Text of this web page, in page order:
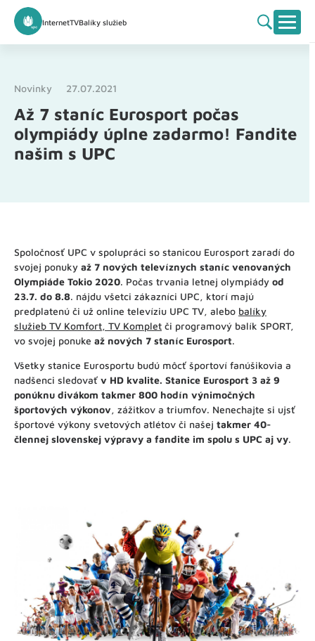
InternetTVBalíky služieb
Novinky 27.07.2021
Až 7 staníc Eurosport počas
olympiády úplne zadarmo! Fandite
našim s UPC
Spoločnosť UPC v spolupráci so stanicou Eurosport zaradí do
svojej ponuky až 7 nových televíznych staníc venovaných
Olympiáde Tokio 2020. Počas trvania letnej olympiády od
23.7. do 8.8. nájdu všetci zákazníci UPC, ktorí majú
predplatenú či už online televíziu UPC TV, alebo balíky
služieb TV Komfort, TV Komplet či programový balík SPORT,
vo svojej ponuke až nových 7 staníc Eurosport.
Všetky stanice Eurosportu budú môcť športoví fanúšikovia a
nadšenci sledovať v HD kvalite. Stanice Eurosport 3 až 9
ponúknu divákom takmer 800 hodín výnimočných
športových výkonov, zážitkov a triumfov. Nenechajte si ujsť
športové výkony svetových atlétov či našej takmer 40-
člennej slovenskej výpravy a fandite im spolu s UPC aj vy.